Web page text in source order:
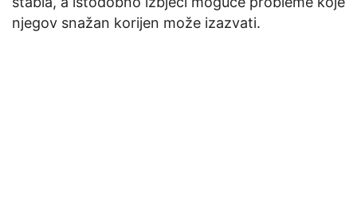
njegov snažan korijen može izazvati.